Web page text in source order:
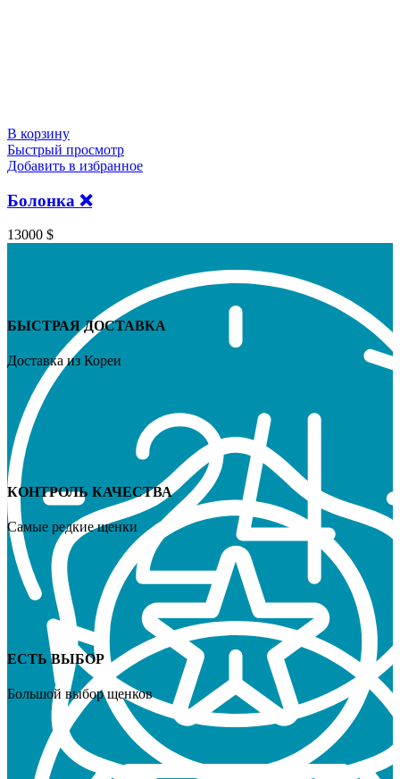
В корзину
Быстрый просмотр
Добавить в избранное
Болонка ❌️
13000 $
БЫСТРАЯ ДОСТАВКА
Доставка из Кореи
КОНТРОЛЬ КАЧЕСТВА
Самые редкие щенки
ЕСТЬ ВЫБОР
Большой выбор щенков